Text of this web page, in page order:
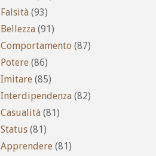
Falsità (93)
Bellezza (91)
Comportamento (87)
Potere (86)
Imitare (85)
Interdipendenza (82)
Casualità (81)
Status (81)
Apprendere (81)